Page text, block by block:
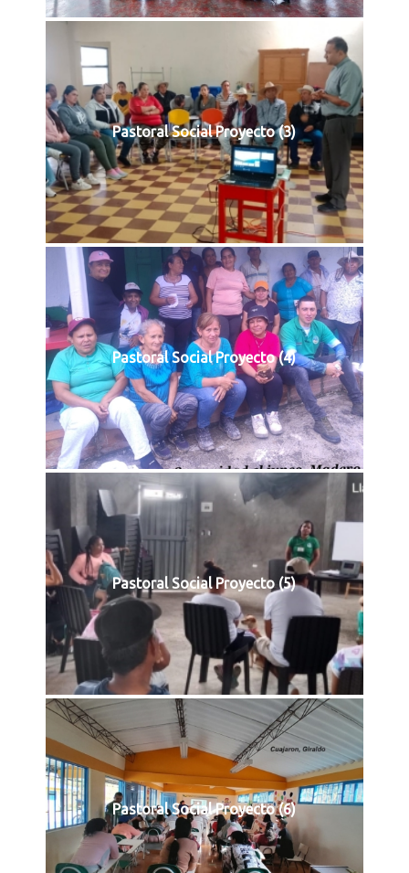
Pastoral Social Proyecto (3)
Pastoral Social Proyecto (4)
Pastoral Social Proyecto (5)
Pastoral Social Proyecto (6)